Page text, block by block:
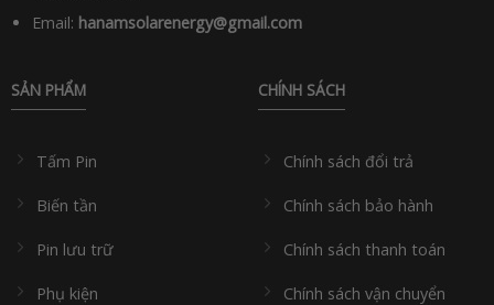
Email: hanamsolarenergy@gmail.com
SẢN PHẨM
Tấm Pin
Biến tần
Pin lưu trữ
Phụ kiện
CHÍNH SÁCH
Chính sách đổi trả
Chính sách bảo hành
Chính sách thanh toán
Chính sách vận chuyển